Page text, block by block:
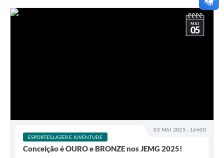
05 MAI 2025 - 16h00
MAI
05
ESPORTES,LAZER E JUVENTUDE
Conceição é OURO e BRONZE nos JEMG 2025!